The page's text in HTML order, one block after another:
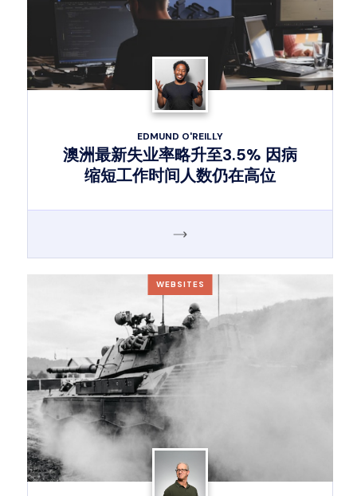
EDMUND O'REILLY
澳洲最新失业率略升至3.5% 因病
缩短工作时间人数仍在高位
WEBSITES